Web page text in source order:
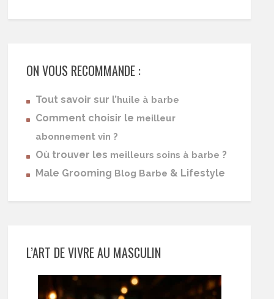
ON VOUS RECOMMANDE :
Tout savoir sur l’huile à barbe
Comment choisir le meilleur
abonnement vin ?
Où trouver les meilleurs soins à barbe ?
Male Grooming Blog Barbe & Lifestyle
L’ART DE VIVRE AU MASCULIN